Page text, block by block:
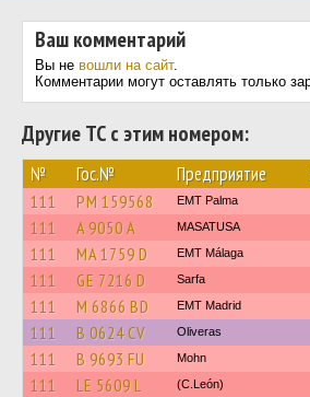
Ваш комментарий
Вы не вошли на сайт.
Комментарии могут оставлять только
Другие ТС с этим номером:
№ Гос.№ Предприятие
111 PM 159568 EMT Palma
111 A 9050 A MASATUSA
111 MA 1759 D EMT Málaga
111 GE 7216 D Sarfa
111 M 6866 BD EMT Madrid
111 B 0624 CV Oliveras
111 B 9693 FU Mohn
111 LE 5609 L (C.León)